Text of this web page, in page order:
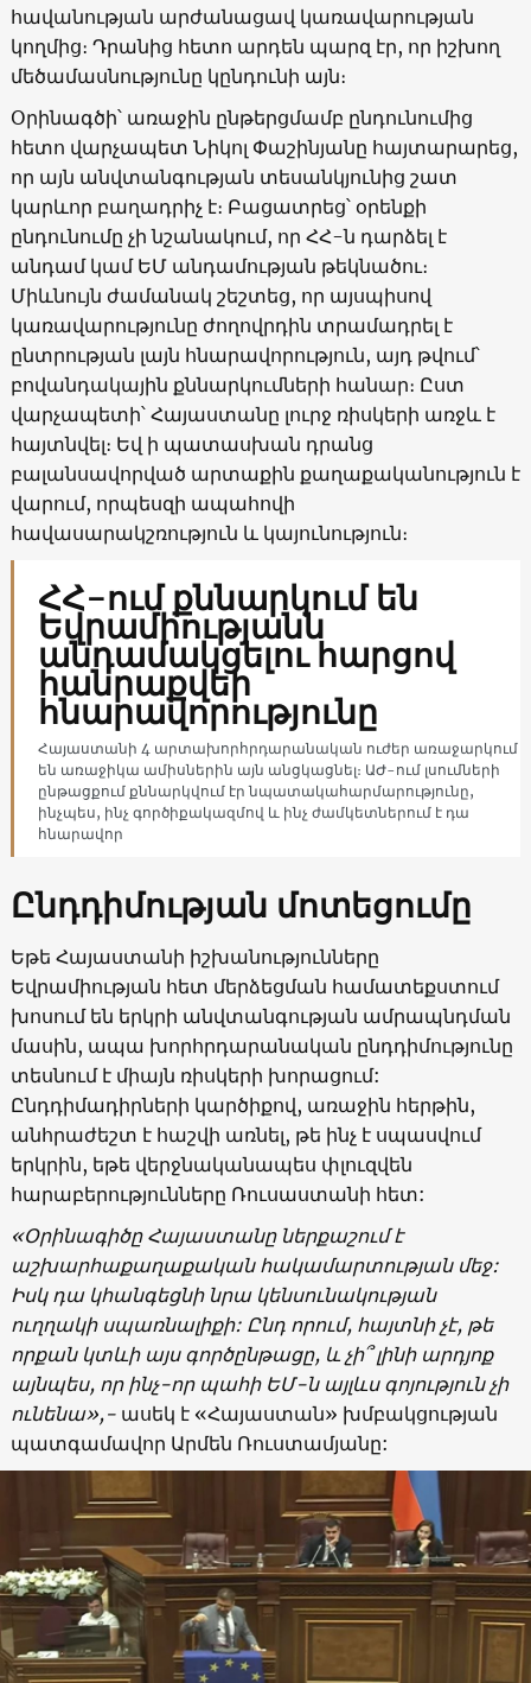
հավանության արժանացավ կառավարության
կողմից։ Դրանից հետո արդեն պարզ էր, որ իշխող
մեծամասնությունը կընդունի այն։
Օրինագծի՝ առաջին ընթերցմամբ ընդունումից
հետո վարչապետ Նիկոլ Փաշինյանը հայտարարեց,
որ այն անվտանգության տեսանկյունից շատ
կարևոր բաղադրիչ է։ Բացատրեց՝ օրենքի
ընդունումը չի նշանակում, որ ՀՀ-ն դարձել է
անդամ կամ ԵՄ անդամության թեկնածու։
Միևնույն ժամանակ շեշտեց, որ այսպիսով
կառավարությունը ժողովրդին տրամադրել է
ընտրության լայն հնարավորություն, այդ թվում՝
բովանդակային քննարկումների հանար։ Ըստ
վարչապետի՝ Հայաստանը լուրջ ռիսկերի առջև է
հայտնվել։ Եվ ի պատասխան դրանց
բալանսավորված արտաքին քաղաքականություն է
վարում, որպեսզի ապահովի
հավասարակշռություն և կայունություն։
ՀՀ-ում քննարկում են
Եվրամիությանն
անդամակցելու հարցով
հանրաքվեի
հնարավորությունը
Հայաստանի 4 արտախորհրդարանական ուժեր առաջարկում
են առաջիկա ամիսներին այն անցկացնել։ ԱԺ-ում լսումների
ընթացքում քննարկվում էր նպատակահարմարությունը,
ինչպես, ինչ գործիքակազմով և ինչ ժամկետներում է դա
հնարավոր
Ընդդիմության մոտեցումը
Եթե Հայաստանի իշխանությունները
Եվրամիության հետ մերձեցման համատեքստում
խոսում են երկրի անվտանգության ամրապնդման
մասին, ապա խորհրդարանական ընդդիմությունը
տեսնում է միայն ռիսկերի խորացում:
Ընդդիմադիրների կարծիքով, առաջին հերթին,
անհրաժեշտ է հաշվի առնել, թե ինչ է սպասվում
երկրին, եթե վերջնականապես փլուզվեն
հարաբերությունները Ռուսաստանի հետ:
«Օրինագիծը Հայաստանը ներքաշում է
աշխարհաքաղաքական հակամարտության մեջ:
Իսկ դա կհանգեցնի նրա կենսունակության
ուղղակի սպառնալիքի: Ընդ որում, հայտնի չէ, թե
որքան կտևի այս գործընթացը, և չի՞ լինի արդյոք
այնպես, որ ինչ-որ պահի ԵՄ-ն այլևս գոյություն չի
ունենա»,-ասեկ է «Հայաստան» խմբակցության
պատգամավոր Արմեն Ռուստամյանը: